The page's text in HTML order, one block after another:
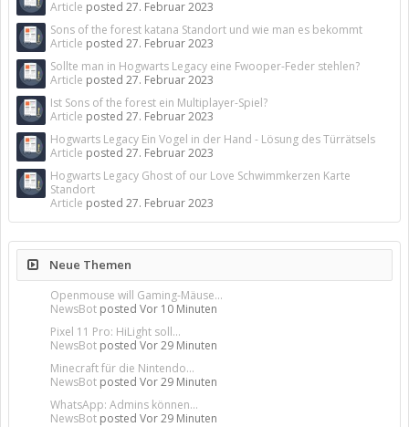
Article posted 27. Februar 2023
Sons of the forest katana Standort und wie man es bekommt
Article posted 27. Februar 2023
Sollte man in Hogwarts Legacy eine Fwooper-Feder stehlen?
Article posted 27. Februar 2023
Ist Sons of the forest ein Multiplayer-Spiel?
Article posted 27. Februar 2023
Hogwarts Legacy Ein Vogel in der Hand - Lösung des Türrätsels
Article posted 27. Februar 2023
Hogwarts Legacy Ghost of our Love Schwimmkerzen Karte
Standort
Article posted 27. Februar 2023
Neue Themen
Openmouse will Gaming-Mäuse...
NewsBot posted Vor 10 Minuten
Pixel 11 Pro: HiLight soll...
NewsBot posted Vor 29 Minuten
Minecraft für die Nintendo...
NewsBot posted Vor 29 Minuten
WhatsApp: Admins können...
NewsBot posted Vor 29 Minuten